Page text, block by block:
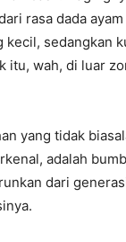
rasa dada
kecil, sedangkan
itu, wah, di luar
yang tidak
adalah
dari